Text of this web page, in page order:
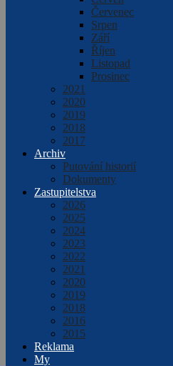
Červenec
Srpen
Září
Říjen
Listopad
Prosinec
2021
2020
2019
2018
2017
Archiv
Putování historií
Dokumenty
Zastupitelstva
2026
2025
2024
2023
2022
2021
2020
2019
2018
2016
2015
Reklama
My